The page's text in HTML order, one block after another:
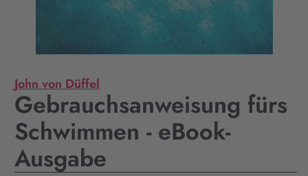
John von Düffel
Gebrauchsanweisung fürs
Schwimmen - eBook-
Ausgabe